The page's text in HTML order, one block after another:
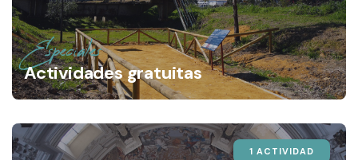
Especiales
Actividades gratuitas
1 ACTIVIDAD